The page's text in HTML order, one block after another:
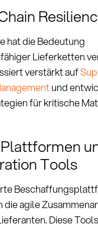
hat die Bedeutung
Lieferketten
verstärkt auf
und
für kritische
Tools
agile
Diese